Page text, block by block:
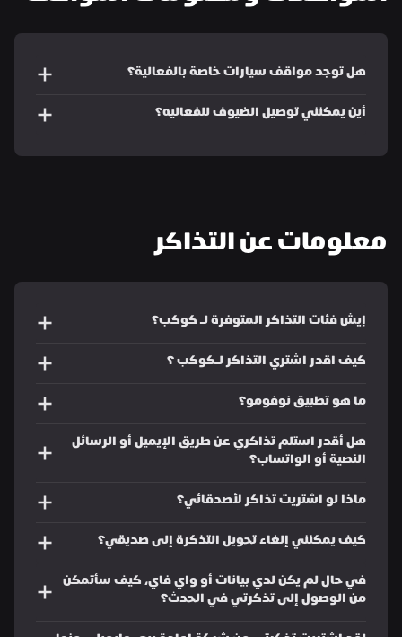
هل توجد مواقف سيارات خاصة بالفعالية؟
أين يمكنني توصيل الضيوف للفعاليه؟
معلومات عن التذاكر
إيش فئات التذاكر المتوفرة لـ كوكب؟
كيف اقدر اشتري التذاكر لـكوكب ؟
ما هو تطبيق نوفومو؟
النصية أو الواتساب؟
ماذا لو اشتريت تذاكر لأصدقائي؟
كيف يمكنني إلغاء تحويل التذكرة إلى صديقي؟
من الوصول إلى تذكرتي في الحدث؟